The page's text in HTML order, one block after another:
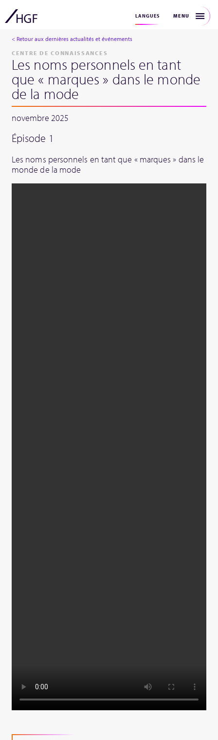
LANGUES MENU
< Retour aux dernières actualités et événements
CENTRE DE CONNAISSANCES
Les noms personnels en tant
que « marques » dans le monde
de la mode
novembre 2025
Épisode 1
Les noms personnels en tant que « marques » dans le
monde de la mode